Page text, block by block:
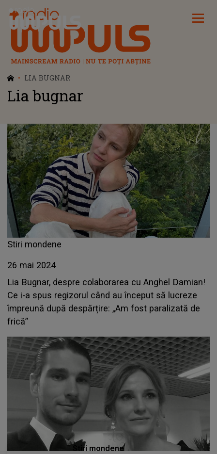
Radio Impuls
LIA BUGNAR
Lia bugnar
Stiri mondene
26 mai 2024
Lia Bugnar, despre colaborarea cu Anghel Damian!
Ce i-a spus regizorul când au început să lucreze
împreună după despărțire: „Am fost paralizată de
frică”
Stiri mondene